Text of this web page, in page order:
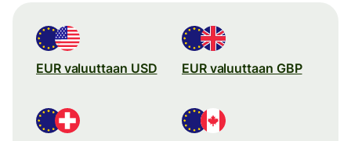
EUR valuuttaan USD EUR valuuttaan GBP